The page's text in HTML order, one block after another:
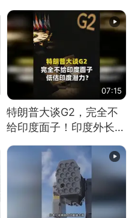
料能跑几十年
07:15
特朗普大谈G2，完全不
给印度面子！印度外长：